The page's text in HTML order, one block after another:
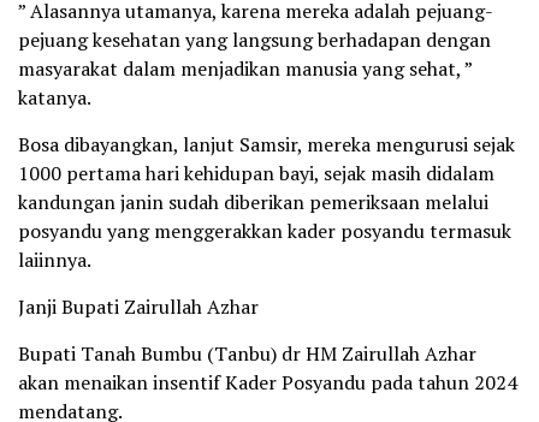
” Alasannya utamanya, karena mereka adalah pejuang-
pejuang kesehatan yang langsung berhadapan dengan
masyarakat dalam menjadikan manusia yang sehat, ”
katanya.
Bosa dibayangkan, lanjut Samsir, mereka mengurusi sejak
1000 pertama hari kehidupan bayi, sejak masih didalam
kandungan janin sudah diberikan pemeriksaan melalui
posyandu yang menggerakkan kader posyandu termasuk
laiinnya.
Janji Bupati Zairullah Azhar
Bupati Tanah Bumbu (Tanbu) dr HM Zairullah Azhar
akan menaikan insentif Kader Posyandu pada tahun 2024
mendatang.